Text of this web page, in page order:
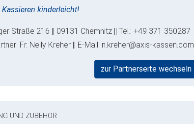
Kassieren kinderleicht!
Straße 216 || 09131 Chemnitz || Tel.: +49 371 350287
Fr. Nelly Kreher || E-Mail: n.kreher@axis-kassen.com
zur Partnerseite wechseln
UND ZUBEHÖR